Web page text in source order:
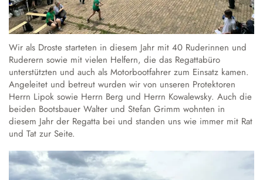
Wir als Droste starteten in diesem Jahr mit 40 Ruderinnen und
Ruderern sowie mit vielen Helfern, die das Regattabüro
unterstützten und auch als Motorbootfahrer zum Einsatz kamen.
Angeleitet und betreut wurden wir von unseren Protektoren
Herrn Lipok sowie Herrn Berg und Herrn Kowalewsky. Auch die
beiden Bootsbauer Walter und Stefan Grimm wohnten in
diesem Jahr der Regatta bei und standen uns wie immer mit Rat
und Tat zur Seite.